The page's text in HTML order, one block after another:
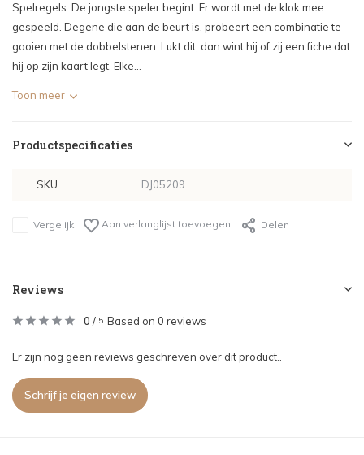
Spelregels: De jongste speler begint. Er wordt met de klok mee
gespeeld. Degene die aan de beurt is, probeert een combinatie te
gooien met de dobbelstenen. Lukt dit, dan wint hij of zij een fiche dat
hij op zijn kaart legt. Elke...
Toon meer
Productspecificaties
SKU DJ05209
Vergelijk Aan verlanglijst toevoegen Delen
Reviews
0 / 5 Based on 0 reviews
Er zijn nog geen reviews geschreven over dit product..
Schrijf je eigen review